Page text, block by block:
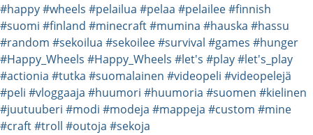
#happy#wheels #pelailua #pelaa #pelailee#finnish
#suomi #finland #minecraft#mumina #hauska #hassu
#random #sekoilua #sekoilee#survival #games #hunger
#Happy_Wheels #Happy_Wheels #let's #play#let's_play
#actionia #tutka #suomalainen #videopeli #videopelejä
#peli #vloggaaja #huumori #huumoria #suomen #kielinen
#juutuuberi #modi #modeja #mappeja #custom #mine
#craft#troll #outoja #sekoja